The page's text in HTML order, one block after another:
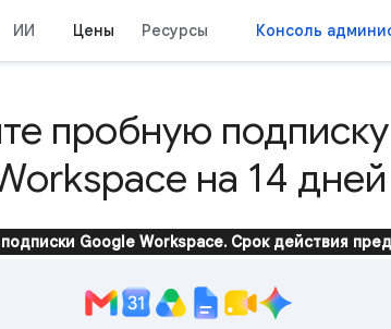
ИИ Цены Ресурсы Консоль
пробную
на 14 дней
Google Workspace. Срок действия